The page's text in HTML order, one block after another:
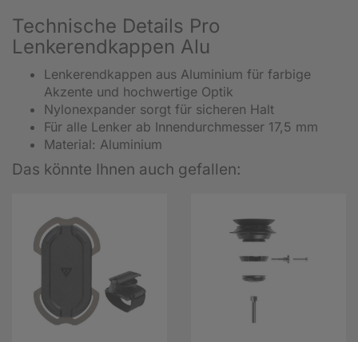
Technische Details Pro
Lenkerendkappen Alu
Lenkerendkappen aus Aluminium für farbige
Akzente und hochwertige Optik
Nylonexpander sorgt für sicheren Halt
Für alle Lenker ab Innendurchmesser 17,5 mm
Material: Aluminium
Das könnte Ihnen auch gefallen: